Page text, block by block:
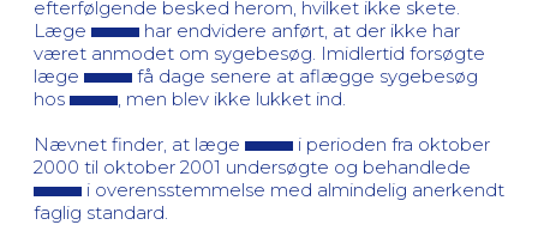
efterfølgende besked herom, hvilket ikke skete.
Læge
har endvidere anført, at der ikke har
været anmodet om sygebesøg. Imidlertid forsøgte
læge
få dage senere at aflægge sygebesøg
hos
, men blev ikke lukket ind.
Nævnet finder, at læge
i perioden fra oktober
2000 til oktober 2001 undersøgte og behandlede
i overensstemmelse med almindelig anerkendt
faglig standard.